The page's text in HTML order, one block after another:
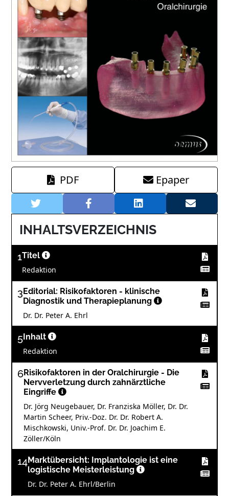
PDF Epaper
INHALTSVERZEICHNIS
1Titel
Redaktion
3 Editorial: Risikofaktoren - klinische
Diagnostik und Therapieplanung
Dr. Dr. Peter A. Ehrl
5 Inhalt
Redaktion
6Risikofaktoren in der Oralchirurgie - Die
Nervverletzung durch zahnärztliche
Eingriffe
Dr. Jörg Neugebauer, Dr. Franziska Möller, Dr. Dr.
Martin Scheer, Priv.-Doz. Dr. Dr. Robert A.
Mischkowski, Univ.-Prof. Dr. Dr. Joachim E.
Zöller/Köln
14Marktübersicht: Implantologie ist eine
logistische Meisterleistung
Dr. Dr. Peter A. Ehrl/Berlin